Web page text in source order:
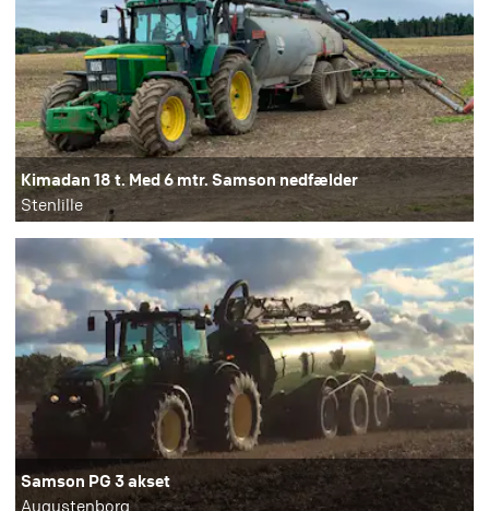
Kimadan 18 t. Med 6 mtr. Samson nedfælder
Stenlille
Samson PG 3 akset
Augustenborg